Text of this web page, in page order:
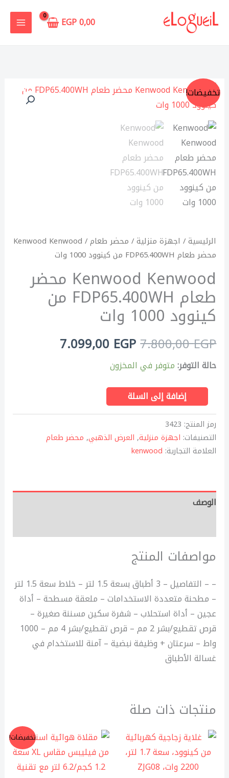
إلى
0,00
EGP
تخفيضات!
الرئيسية/ اجهزة منزلية/ محضر طعام / Kenwood Kenwood
محضر طعام FDP65.400WH من كينوود 1000 وات
Kenwood Kenwood محضر
طعام FDP65.400WH من
كينوود 1000 وات
7.800,00EGP
السعر
هو:
7.800,00 EGP.
7.099,00 EGP
السعر
حالة التوفر: متوفر في المخزون
كمية
Kenwood
Kenwood
محضر
طعام
FDP65.400WH
من
كينوود
1000
إضافة إلى السلة
رمز المنتج: 3423
التصنيفات: اجهزة منزلية, العرض الذهبي, محضر طعام
العلامة التجارية: kenwood
الوصف
مواصفات المنتج
– – التفاصيل – 3 أطباق بسعة 1.5 لتر – خلاط سعة 1.5 لتر
– مطحنة متعددة الاستخدامات – ملعقة مسطحة – أداة
عجين – أداة استحلاب – شفرة سكين مسننة صغيرة –
قرص تقطيع/بشر 2 مم – قرص تقطيع/بشر 4 مم – 1000
واط – سرعتان + وظيفة نبضية – آمنة للاستخدام في
غسالة الأطباق
منتجات ذات صلة
تخفيضات! السعر
الأصلي
هو:
7.900,00 EGP.
هو: